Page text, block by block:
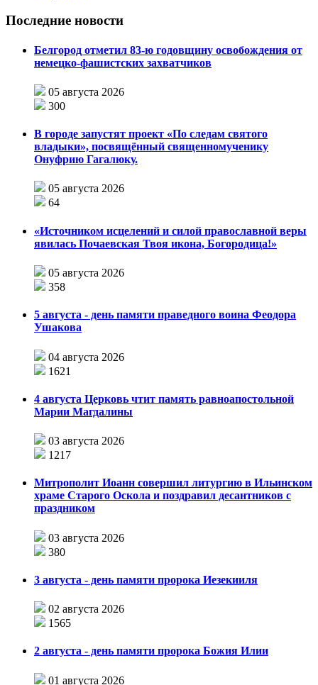
Последние новости
Белгород отметил 83-ю годовщину освобождения от
немецко-фашистских захватчиков
05 августа 2026
300
В городе запустят проект «По следам святого
владыки», посвящённый священномученику
Онуфрию Гагалюку.
05 августа 2026
64
«Источником исцелений и силой православной веры
явилась Почаевская Твоя икона, Богородица!»
05 августа 2026
358
5 августа - день памяти праведного воина Феодора
Ушакова
04 августа 2026
1621
4 августа Церковь чтит память равноапостольной
Марии Магдалины
03 августа 2026
1217
Митрополит Иоанн совершил литургию в Ильинском
храме Старого Оскола и поздравил десантников с
праздником
03 августа 2026
380
3 августа - день памяти пророка Иезекииля
02 августа 2026
1565
2 августа - день памяти пророка Божия Илии
01 августа 2026